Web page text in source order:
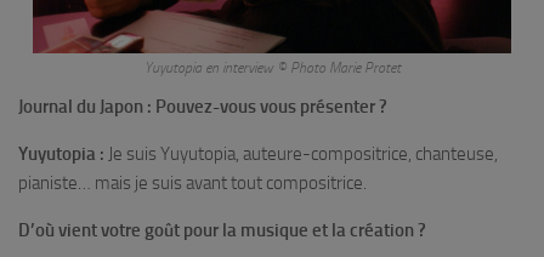
Yuyutopia en interview © Photo Marie Protet
Journal du Japon : Pouvez-vous vous présenter ?
Yuyutopia : Je suis Yuyutopia, auteure-compositrice, chanteuse,
pianiste… mais je suis avant tout compositrice.
D’où vient votre goût pour la musique et la création ?